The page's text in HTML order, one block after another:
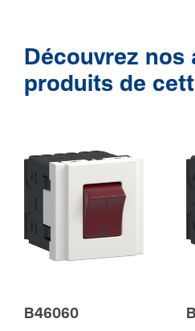
Découvrez nos
produits de
B46060